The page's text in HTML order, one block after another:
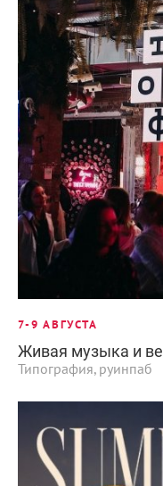
7-9 АВГУСТА
Живая музыка и
Типография, руинпаб